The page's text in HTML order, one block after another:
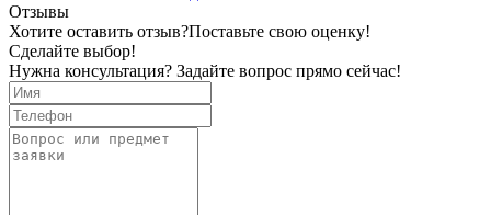
Отзывы
Хотите оставить отзыв?Поставьте свою оценку!
Сделайте выбор!
Нужна консультация? Задайте вопрос прямо сейчас!